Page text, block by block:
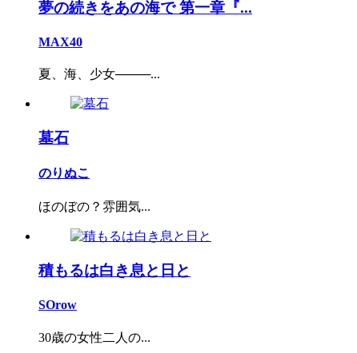
夢の続きをあの海で 第一章『...
MAX40
夏、海、少女────...
墓石
のりぬこ
ほのぼの？雰囲気...
積もるは白き息と日と
SOrow
30歳の女性二人の...